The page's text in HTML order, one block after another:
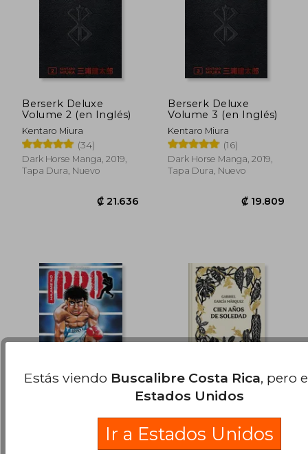
Berserk Deluxe
Volume 2 (en Inglés)
Kentaro Miura
(34)
Dark Horse Manga, 2019,
Tapa Dura, Nuevo
Berserk Deluxe
Volume 3 (en Inglés)
Kentaro Miura
(16)
Dark Horse Manga, 2019,
Tapa Dura, Nuevo
(Edición Aniversario)
Gabriel García Márquez
(4)
Estás viendo Buscalibre Costa Rica, pero
Estados Unidos
Ir a Estados Unidos